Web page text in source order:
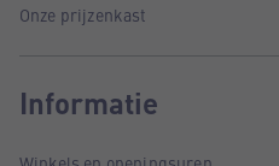
Onze prijzenkast
Informatie